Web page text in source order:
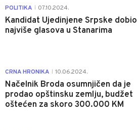
POLITIKA 07.10.2024.
Kandidat Ujedinjene Srpske dobio
najviše glasova u Stanarima
CRNA HRONIKA 10.06.2024.
Načelnik Broda osumnjičen da je
prodao opštinsku zemlju, budžet
oštećen za skoro 300.000 KM